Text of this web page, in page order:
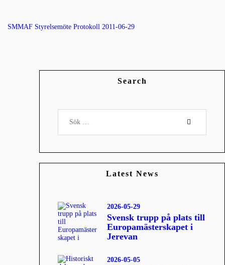
SMMAF Styrelsemöte Protokoll 2011-06-29
Search
Latest News
Svensk trupp på plats till
Europamästerskapet i
Jerevan
2026-05-29
2026-05-05